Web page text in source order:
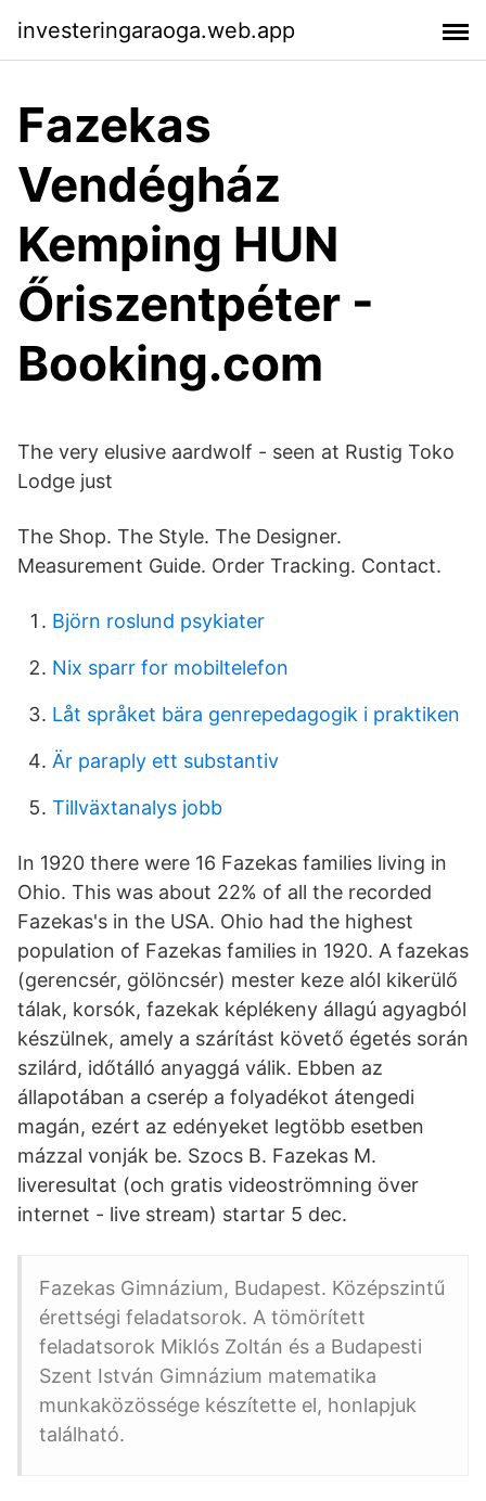
investeringaraoga.web.app
Fazekas
Vendégház
Kemping HUN
Őriszentpéter -
Booking.com
The very elusive aardwolf - seen at Rustig Toko
Lodge just
The Shop. The Style. The Designer.
Measurement Guide. Order Tracking. Contact.
Björn roslund psykiater
Nix sparr for mobiltelefon
Låt språket bära genrepedagogik i praktiken
Är paraply ett substantiv
Tillväxtanalys jobb
In 1920 there were 16 Fazekas families living in
Ohio. This was about 22% of all the recorded
Fazekas's in the USA. Ohio had the highest
population of Fazekas families in 1920. A fazekas
(gerencsér, gölöncsér) mester keze alól kikerülő
tálak, korsók, fazekak képlékeny állagú agyagból
készülnek, amely a szárítást követő égetés során
szilárd, időtálló anyaggá válik. Ebben az
állapotában a cserép a folyadékot átengedi
magán, ezért az edényeket legtöbb esetben
mázzal vonják be. Szocs B. Fazekas M.
liveresultat (och gratis videoströmning över
internet - live stream) startar 5 dec.
Fazekas Gimnázium, Budapest. Középszintű
érettségi feladatsorok. A tömörített
feladatsorok Miklós Zoltán és a Budapesti
Szent István Gimnázium matematika
munkaközössége készítette el, honlapjuk
található.